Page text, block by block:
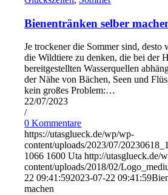
Bienentränken selber
Je trockener die Sommer sind, desto
die Wildtiere zu denken, die bei der
bereitgestellten Wasserquellen
der Nähe von Bächen, Seen und
kein großes Problem:…
22/07/2023
/
0 Kommentare
https://utasglueck.de/wp/wp-
content/uploads/2023/07/
1066 1600 Uta http://utasglueck.de/
content/uploads/2018/02/
22 09:41:592023-07-22 09:41:59
machen